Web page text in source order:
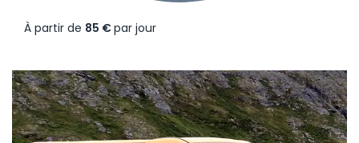
À partir de 85 €par jour